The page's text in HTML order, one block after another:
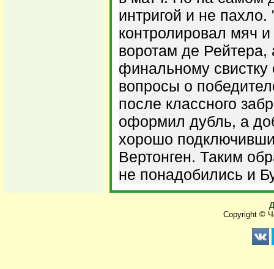
интригой и не
контролировал мяч
воротам де Рейтера,
финальному свистку
вопросы о
после классного
оформил дубль, а
хорошо
Вертонген. Таким
не понадобились и
Copyright ©